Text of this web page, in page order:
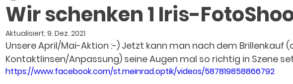
Wir schenken 1 Iris-
Aktualisiert: 9. Dez. 2021
Unsere April/Mai-Aktion :-) Jetzt kann man nach dem Brillenkauf
Kontaktlinsen/Anpassung) seine Augen mal so richtig in Szene
https://www.facebook.com/st.meinrad.optik/videos/587819858866792